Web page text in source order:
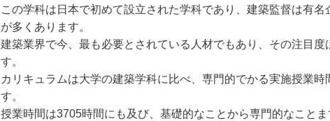
この学科は日本で初めて設立された学科であり、建築監督は有名
が多くあります。
建築業界で今、最も必要とされている人材でもあり、その注目度
す。
カリキュラムは大学の建築学科に比べ、専門的でかる実施授業時
す。
授業時間は3705時間にも及び、基礎的なことから専門的なこと